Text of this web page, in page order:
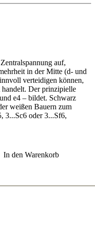
auf,
in der Mitte (d- und
verteidigen können,
handelt. Der prinzipielle
e4 – bildet. Schwarz
weißen Bauern zum
3...Sc6 oder 3...Sf6,
In den Warenkorb